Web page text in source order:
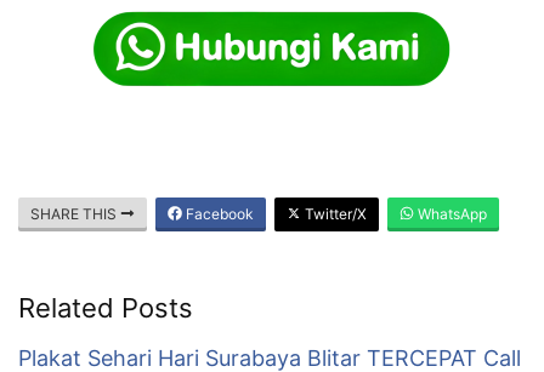
SHARE THIS Facebook Twitter/X WhatsApp
Related Posts
Plakat Sehari Hari Surabaya Blitar TERCEPAT Call